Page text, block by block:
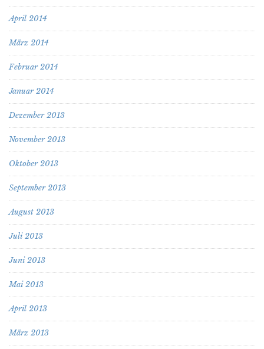
April 2014
März 2014
Februar 2014
Januar 2014
Dezember 2013
November 2013
Oktober 2013
September 2013
August 2013
Juli 2013
Juni 2013
Mai 2013
April 2013
März 2013